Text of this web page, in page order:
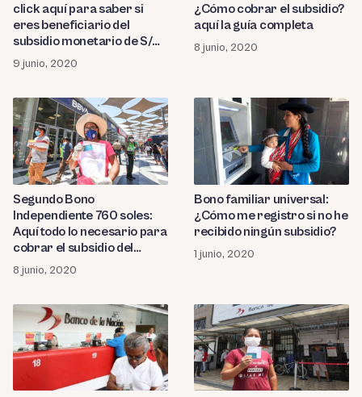
click aquí para saber si
eres beneficiario del
subsidio monetario de S/
760
9 junio, 2020
¿Cómo cobrar el subsidio?
aquí la guía completa
8 junio, 2020
Segundo Bono
Independiente 760 soles:
Aquí todo lo necesario para
cobrar el subsidio del
Gobierno
8 junio, 2020
Bono familiar universal:
¿Cómo me registro si no he
recibido ningún subsidio?
1 junio, 2020